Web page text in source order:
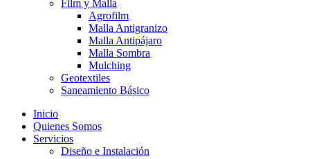
Film y Malla
Agrofilm
Malla Antigranizo
Malla Antipájaro
Malla Sombra
Mulching
Geotextiles
Saneamiento Básico
Inicio
Quienes Somos
Servicios
Diseño e Instalación